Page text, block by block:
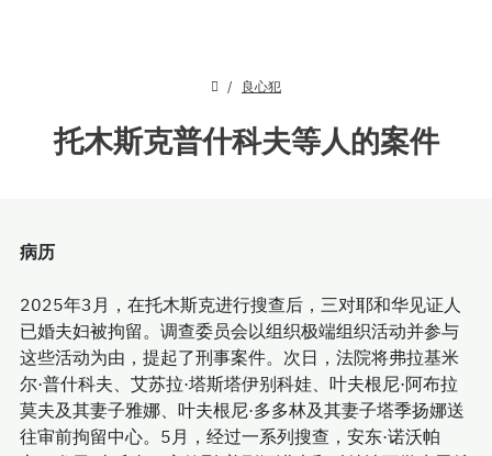
良心犯
托木斯克普什科夫等人的案件
病历
2025年3月，在托木斯克进行搜查后，三对耶和华见证人
已婚夫妇被拘留。调查委员会以组织极端组织活动并参与
这些活动为由，提起了刑事案件。次日，法院将弗拉基米
尔·普什科夫、艾苏拉·塔斯塔伊别科娃、叶夫根尼·阿布拉
莫夫及其妻子雅娜、叶夫根尼·多多林及其妻子塔季扬娜送
往审前拘留中心。5月，经过一系列搜查，安东·诺沃帕